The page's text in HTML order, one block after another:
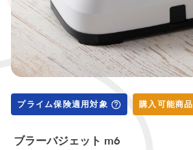
プライム保険適用対象 購入可能商品
ブラーバジェット m6